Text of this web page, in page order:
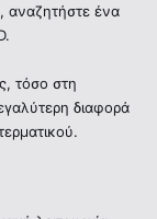
αναζητήστε ένα
τόσο στη
διαφορά